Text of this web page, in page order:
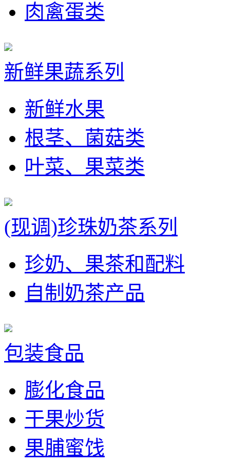
肉禽蛋类
新鲜果蔬系列
新鲜水果
根茎、菌菇类
叶菜、果菜类
(现调)珍珠奶茶系列
珍奶、果茶和配料
自制奶茶产品
包装食品
膨化食品
干果炒货
果脯蜜饯